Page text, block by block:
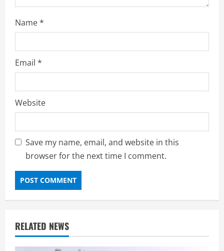
Name*
Email *
Website
Save my name, email, and website in this
browser for the next time I comment.
RELATED NEWS